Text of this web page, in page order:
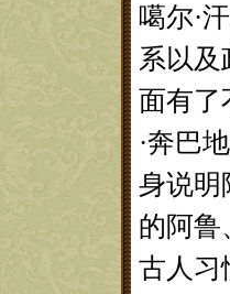
噶尔·
系以
面有了
·奔巴
身说明
的阿鲁
古人习